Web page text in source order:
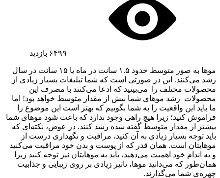
۶۴۹۹ بازدید
موها به صور متوسط حدود ۱.۵ سانت در ماه یا ۱۵ سانت در سال
رشد می‌کنند. این در صورتی است که شما تبلیغات بسیار زیادی از
محصولات مختلف را می‌بینید که ادعا می‌کنند با مصرف این
محصولات رشد موهای شما بیش از مقدار متوسط خواهد بود! اما
ما باید این واقعیت را به شما بگوییم که بهتر است این موضوع را
فراموش کنید؛ زیرا هیچ راهی وجود ندارد که باعث شود موهای شما
بیشتر از مقدار متوسط گفته شده رشد کنند. در عوض، نکته‌ای که
باید توجه بسیار زیادی به آن کنید، مراقبت و نگهداری درست از
موهایتان است. همان قدر که از پوست و بدن خود مراقبت می‌کنید
و به اندام خود اهمیت می‌دهید، باید به موهایتان نیز توجه کنید زیرا
همان‌طور که می‌دانید موها، تاثیر زیادی بر روی زیبایی و جذابیت
چهره‌ی شما می‌گذارند.